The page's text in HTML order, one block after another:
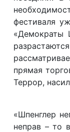
фестиваля
«Демократы
прямая
Террор,
«Шпенглер
неправ – то